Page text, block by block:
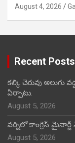
August 4, 2026
Recent Posts
కల్కి చెరువు అలుగు
ఏర్పాటు.
August 5, 2026
వర్నిలో కాంగ్రెస్ మైనార్టీ
August 5, 2026